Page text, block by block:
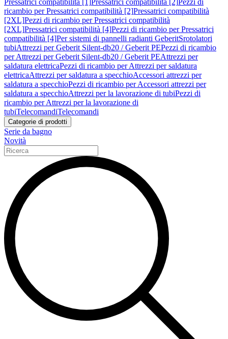
Pressatrici compatibilità [1]Pressatrici compatibilità [2]Pezzi di
ricambio per Pressatrici compatibilità [2]Pressatrici compatibilità
[2XL]Pezzi di ricambio per Pressatrici compatibilità
[2XL]Pressatrici compatibilità [4]Pezzi di ricambio per Pressatrici
compatibilità [4]Per sistemi di pannelli radianti GeberitSrotolatori
tubiAttrezzi per Geberit Silent-db20 / Geberit PEPezzi di ricambio
per Attrezzi per Geberit Silent-db20 / Geberit PEAttrezzi per
saldatura elettricaPezzi di ricambio per Attrezzi per saldatura
elettricaAttrezzi per saldatura a specchioAccessori attrezzi per
saldatura a specchioPezzi di ricambio per Accessori attrezzi per
saldatura a specchioAttrezzi per la lavorazione di tubiPezzi di
ricambio per Attrezzi per la lavorazione di
tubiTelecomandiTelecomandi
Categorie di prodotti
Serie da bagno
Novità